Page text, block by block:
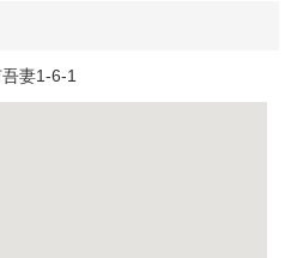
妻1-6-1